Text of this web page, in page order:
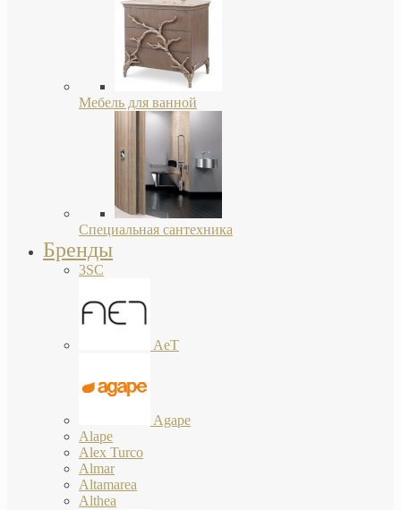
Мебель для ванной
Специальная сантехника
Бренды
3SC
AeT
Agape
Alape
Alex Turco
Almar
Altamarea
Althea